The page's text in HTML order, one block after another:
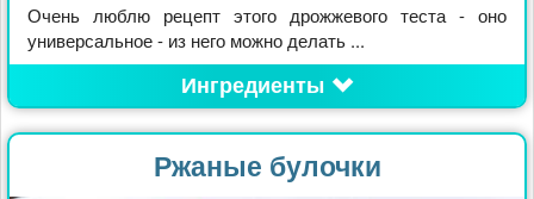
Очень люблю рецепт этого дрожжевого теста - оно
универсальное - из него можно делать ...
Ингредиенты
Ржаные булочки